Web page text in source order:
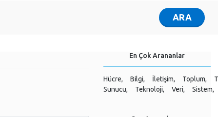
En Çok Arananlar
Hücre, Bilgi, İletişim, Toplum,
Sunucu,
Teknoloji, Veri, Sistem,